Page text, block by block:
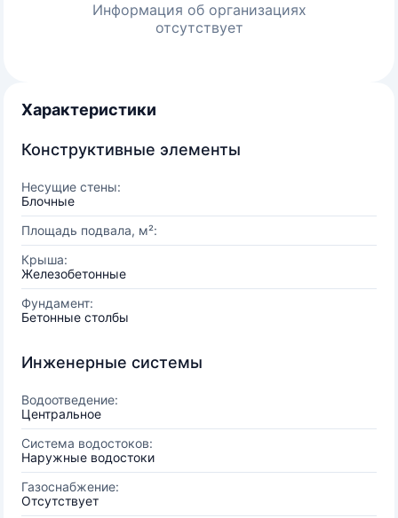
Информация об организациях
отсутствует
Характеристики
Конструктивные элементы
Несущие стены:
Блочные
Площадь подвала, м²:
Крыша:
Железобетонные
Фундамент:
Бетонные столбы
Инженерные системы
Водоотведение:
Центральное
Система водостоков:
Наружные водостоки
Газоснабжение:
Отсутствует